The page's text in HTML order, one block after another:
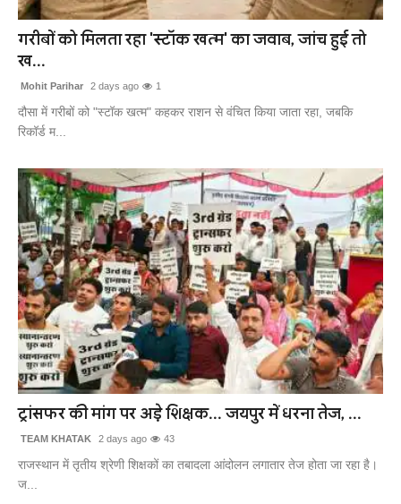
गरीबों को मिलता रहा 'स्टॉक खत्म' का जवाब, जांच हुई तो
ख...
Mohit Parihar 2 days ago 1
दौसा में गरीबों को "स्टॉक खत्म" कहकर राशन से वंचित किया जाता रहा, जबकि
रिकॉर्ड म...
ट्रांसफर की मांग पर अड़े शिक्षक... जयपुर में धरना तेज, ...
TEAM KHATAK 2 days ago 43
राजस्थान में तृतीय श्रेणी शिक्षकों का तबादला आंदोलन लगातार तेज होता जा रहा है।
ज...